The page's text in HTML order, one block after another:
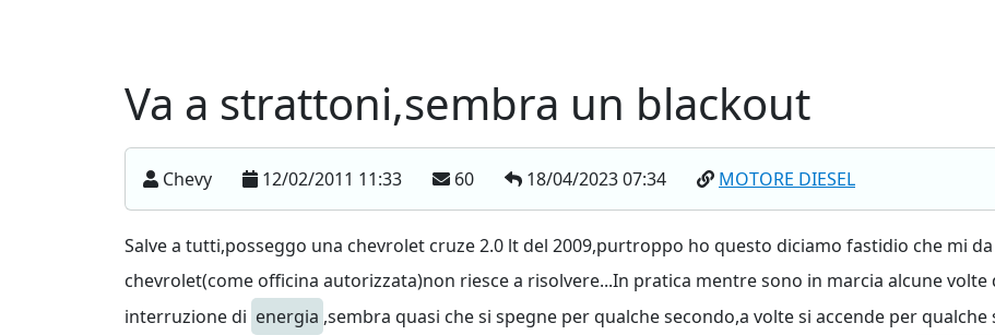
Va a strattoni,sembra un blackout
Chevy 12/02/2011 11:33 60 18/04/2023 07:34 MOTORE DIESEL
Salve a tutti,posseggo una chevrolet cruze 2.0 lt del 2009,purtroppo ho questo diciamo fastidio che mi
chevrolet(come officina autorizzata)non riesce a risolvere...In pratica mentre sono in marcia alcune
interruzione di energia ,sembra quasi che si spegne per qualche secondo,a volte si accende per